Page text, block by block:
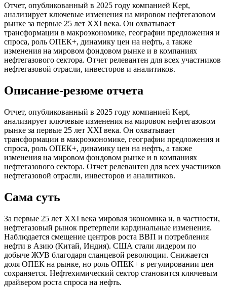
Отчет, опубликованный в 2025 году компанией Kept,
анализирует ключевые изменения на мировом нефтегазовом
рынке за первые 25 лет XXI века. Он охватывает
трансформации в макроэкономике, географии предложения и
спроса, роль ОПЕК+, динамику цен на нефть, а также
изменения на мировом фондовом рынке и в компаниях
нефтегазового сектора. Отчет релевантен для всех участников
нефтегазовой отрасли, инвесторов и аналитиков.
Описание-резюме отчета
Отчет, опубликованный в 2025 году компанией Kept,
анализирует ключевые изменения на мировом нефтегазовом
рынке за первые 25 лет XXI века. Он охватывает
трансформации в макроэкономике, географии предложения и
спроса, роль ОПЕК+, динамику цен на нефть, а также
изменения на мировом фондовом рынке и в компаниях
нефтегазового сектора. Отчет релевантен для всех участников
нефтегазовой отрасли, инвесторов и аналитиков.
Сама суть
За первые 25 лет XXI века мировая экономика и, в частности,
нефтегазовый рынок претерпели кардинальные изменения.
Наблюдается смещение центров роста ВВП и потребления
нефти в Азию (Китай, Индия). США стали лидером по
добыче ЖУВ благодаря сланцевой революции. Снижается
доля ОПЕК на рынке, но роль ОПЕК+ в регулировании цен
сохраняется. Нефтехимический сектор становится ключевым
драйвером роста спроса на нефть.